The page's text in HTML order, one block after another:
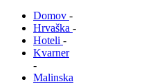
Domov -
Hrvaška -
Hoteli -
Kvarner
-
Malinska